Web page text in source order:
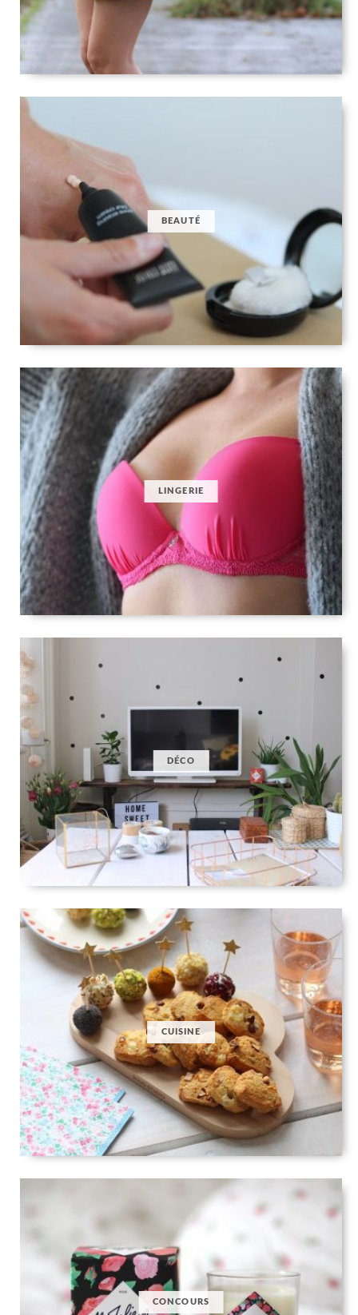
BEAUTÉ
LINGERIE
DÉCO
CUISINE
CONCOURS